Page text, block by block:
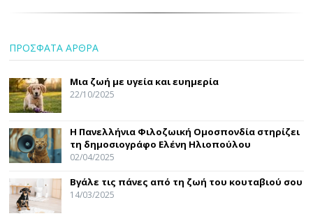
ΠΡΟΣΦΑΤΑ ΑΡΘΡΑ
Μια ζωή με υγεία και ευημερία
22/10/2025
Η Πανελλήνια Φιλοζωική Ομοσπονδία στηρίζει
τη δημοσιογράφο Ελένη Ηλιοπούλου
02/04/2025
Βγάλε τις πάνες από τη ζωή του κουταβιού σου
14/03/2025